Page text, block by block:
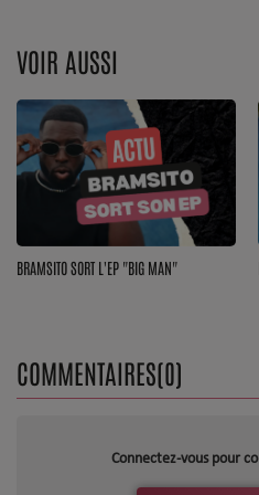
Wiki RnB
SOUL ADDICT RADIO
Grille des programmes
Titres diffusés
MY SOUL ADDICT
L'équipe Soul Addict
VOIR AUSSI
BRAMSITO SORT L'EP "BIG MAN"
COMMENTAIRES(0)
Connectez-vous pour